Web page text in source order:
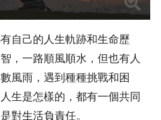
自己的人生軌跡和生命歷
，一路順風順水，但也有人
風雨，遇到種種挑戰和困
生是怎樣的，都有一個共同
對生活負責任。